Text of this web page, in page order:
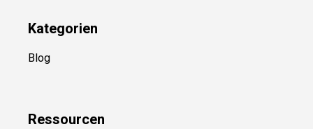
Kategorien
Blog
Ressourcen